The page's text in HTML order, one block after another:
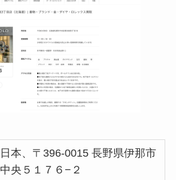
日本、〒396-0015 長野県伊那市
中央５１７６−２